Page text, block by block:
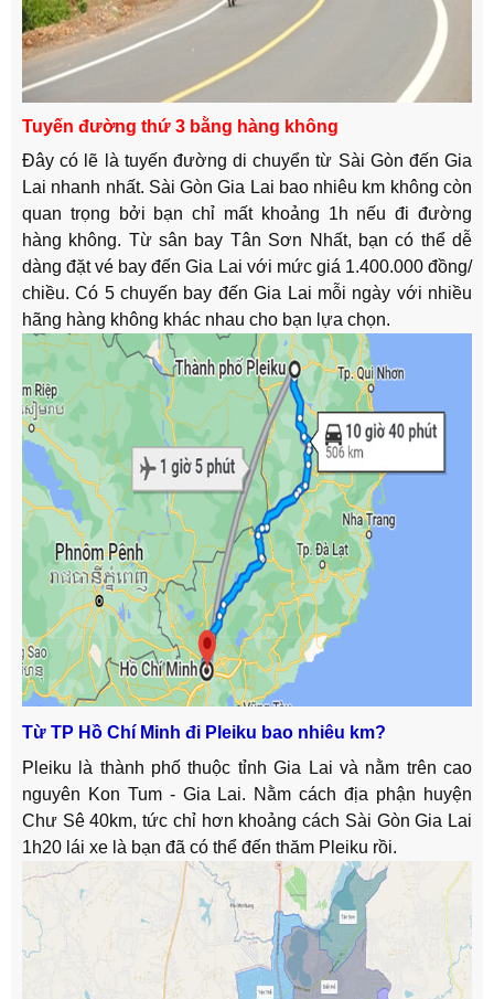
Tuyến đường thứ 3 bằng hàng không
Đây có lẽ là tuyến đường di chuyển từ Sài Gòn đến Gia
Lai nhanh nhất. Sài Gòn Gia Lai bao nhiêu km không còn
quan trọng bởi bạn chỉ mất khoảng 1h nếu đi đường
hàng không. Từ sân bay Tân Sơn Nhất, bạn có thể dễ
dàng đặt vé bay đến Gia Lai với mức giá 1.400.000 đồng/
chiều. Có 5 chuyến bay đến Gia Lai mỗi ngày với nhiều
hãng hàng không khác nhau cho bạn lựa chọn.
Từ TP Hồ Chí Minh đi Pleiku bao nhiêu km?
Pleiku là thành phố thuộc tỉnh Gia Lai và nằm trên cao
nguyên Kon Tum - Gia Lai. Nằm cách địa phận huyện
Chư Sê 40km, tức chỉ hơn khoảng cách Sài Gòn Gia Lai
1h20 lái xe là bạn đã có thể đến thăm Pleiku rồi.